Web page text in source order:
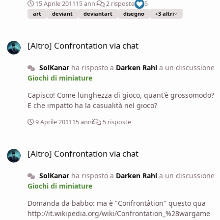
umanoide Piccolo (gnomo) Iniziativa: +2; Sensi: Ascoltare
+3, Osservare +1, visione crepuscolare Linguaggi:
_______ Grado di sfida: 12 Modificatore di livello: +0 LEP:
_______________________________________________________________
_______ CA: 17, contatto 13 colto alla sprovvista 15; (+4
(54 pf; 12 DV) Tempra: +5, Riflessi: +5, Volontà: +10 (+2
razziale a tutti i TS contro effetti di illusione)
_______ Velocità: 6 m (4 quadretti) Spazio: 1,5 m; Portata:
Magia delle ombre potente Azioni speciali: Incantesimi,
pergamene di paura, falsa visione, miraggio arcano,
immagini speculari e suggestione di massa Incantesimi
da Illusionista conosciuti (LI 12°; tiro salvezza CD 16 +
livello dell'incantesimo, CD 18 + livello dell'incantesimo
15 Aprile 201115 anni 2 risposte 5
art deviant deviantart disegno +3 altri
[Altro] Confrontation via chat
SolKanarha risposto a Darken Rahla un discussione
Giochi di miniature
Capisco! Come lunghezza di gioco, quant'è grossomodo?
E che impatto ha la casualità nel gioco?
9 Aprile 201115 anni 5 risposte
[Altro] Confrontation via chat
SolKanarha risposto a Darken Rahla un discussione
Giochi di miniature
Domanda da babbo: ma è "Confrontàtion" questo qua
http://it.wikipedia.org/wiki/Confrontation_%28wargame